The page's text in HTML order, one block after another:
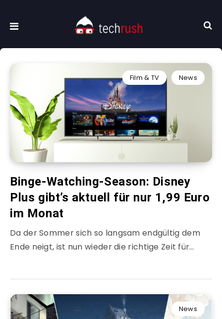
Film & TV News
Binge-Watching-Season: Disney
Plus gibt’s aktuell für nur 1,99 Euro
im Monat
Da der Sommer sich so langsam endgültig dem
Ende neigt, ist nun wieder die richtige Zeit für…
News